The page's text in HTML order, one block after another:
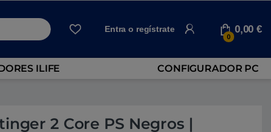
Entra o regístrate
0
0,00€
ILIFE CONFIGURADOR PC
2 Core PS Negros |